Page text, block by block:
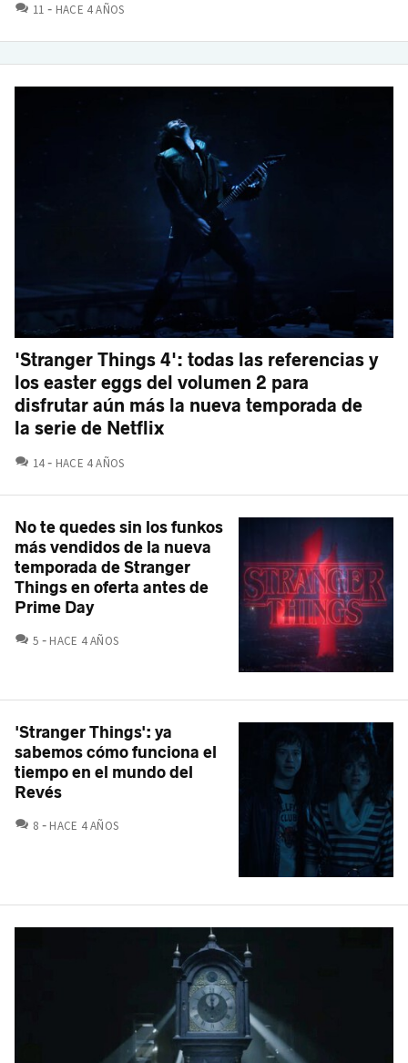
11 COMENTARIOS
HACE 4 AÑOS
'Stranger Things 4': todas las referencias y
los easter eggs del volumen 2 para
disfrutar aún más la nueva temporada de
la serie de Netflix
14 COMENTARIOS
HACE 4 AÑOS
No te quedes sin los funkos
más vendidos de la nueva
temporada de Stranger
Things en oferta antes de
Prime Day
5 COMENTARIOS
HACE 4 AÑOS
'Stranger Things': ya
sabemos cómo funciona el
tiempo en el mundo del
Revés
8 COMENTARIOS
HACE 4 AÑOS